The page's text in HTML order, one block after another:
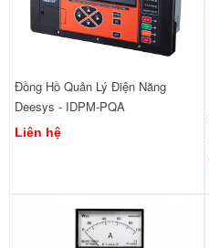
Đồng Hồ Quản Lý Điện Năng
Deesys - IDPM-PQA
Liên hệ